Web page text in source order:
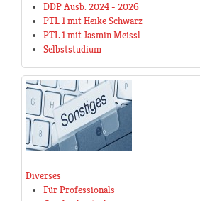
DDP Ausb. 2024 - 2026
PTL 1 mit Heike Schwarz
PTL 1 mit Jasmin Meissl
Selbststudium
Diverses
Für Professionals